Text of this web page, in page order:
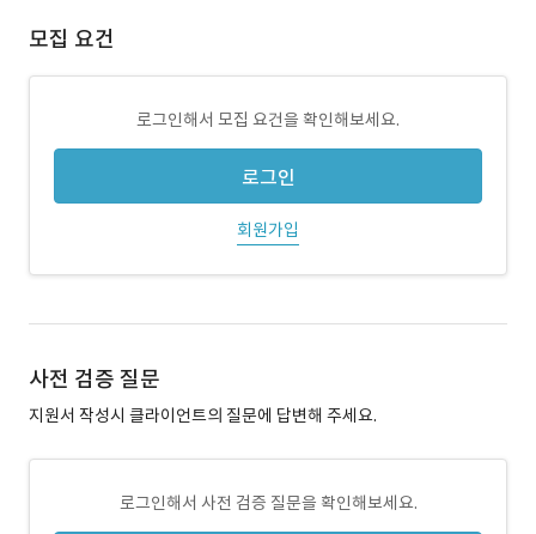
모집 요건
로그인해서 모집 요건을 확인해보세요.
로그인
회원가입
사전 검증 질문
지원서 작성시 클라이언트의 질문에 답변해 주세요.
로그인해서 사전 검증 질문을 확인해보세요.